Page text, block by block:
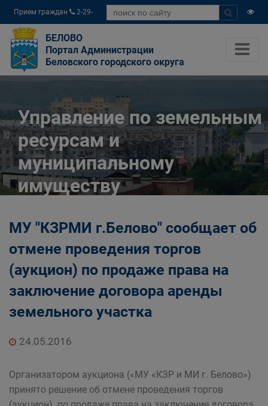
Прием граждан
2-29-
04
БЕЛОВО
Портал Администрации
Беловского городского округа
Управление по земельным
ресурсам и
муниципальному
имуществу
Беловского городского
округа
Структурные подразделения Администрации
Беловского городского округа
муниципальному имуществу Администрации
МУ "КЗРМИ г.Белово" сообщает об
отмене проведения торгов
(аукцион) по продаже права на
заключение договора аренды
земельного участка
24.05.2016
Организатором аукциона («МУ «КЗР и МИ г. Белово»)
принято решение об отмене проведения торгов